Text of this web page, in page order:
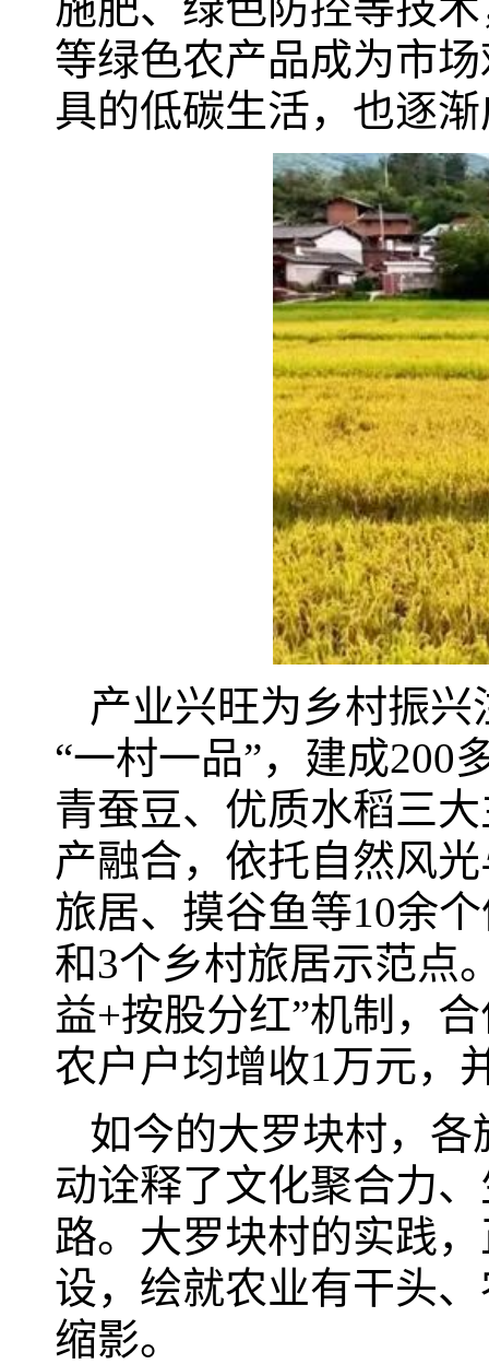
等绿色农产品成为市
具的低碳生活，也逐
产业兴旺为乡村振
“一村一品”，建成200
青蚕豆、优质水稻三
产融合，依托自然风
旅居、摸谷鱼等10余
和3个乡村旅居示范点
益+按股分红”机制，
农户户均增收1万元，
如今的大罗块村，
动诠释了文化聚合力
路。大罗块村的实践
设，绘就农业有干头
缩影。